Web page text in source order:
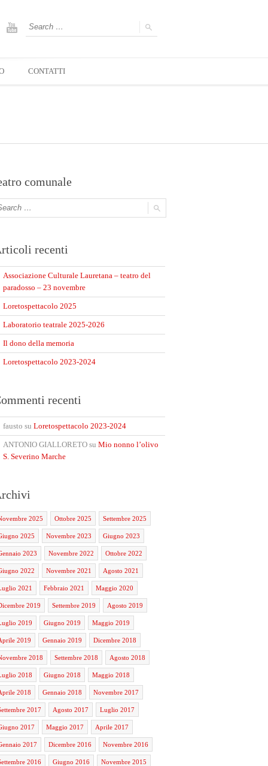
CONTATTI
comunale
recenti
Associazione Culturale Lauretana – teatro del
paradosso – 23 novembre
Loretospettacolo 2025
Laboratorio teatrale 2025-2026
Il dono della memoria
Loretospettacolo 2023-2024
recenti
fausto su Loretospettacolo 2023-2024
ANTONIO GIALLORETO su Mio nonno l’olivo
S. Severino Marche
2025 Ottobre 2025 Settembre 2025
2025 Novembre 2023 Giugno 2023
2023 Novembre 2022 Ottobre 2022
2022 Novembre 2021 Agosto 2021
2021 Febbraio 2021 Maggio 2020
2019 Settembre 2019 Agosto 2019
2019 Giugno 2019 Maggio 2019
2019 Gennaio 2019 Dicembre 2018
2018 Settembre 2018 Agosto 2018
2018 Giugno 2018 Maggio 2018
2018 Gennaio 2018 Novembre 2017
2017 Agosto 2017 Luglio 2017
2017 Maggio 2017 Aprile 2017
2017 Dicembre 2016 Novembre 2016
2016 Giugno 2016 Novembre 2015